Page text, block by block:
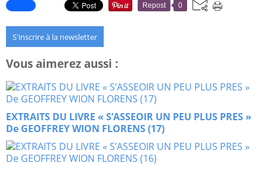
Repost 0
S'inscrire à la newsletter
Vous aimerez aussi :
EXTRAITS DU LIVRE « S’ASSEOIR UN PEU PLUS PRES »
De GEOFFREY WION FLORENS (17)